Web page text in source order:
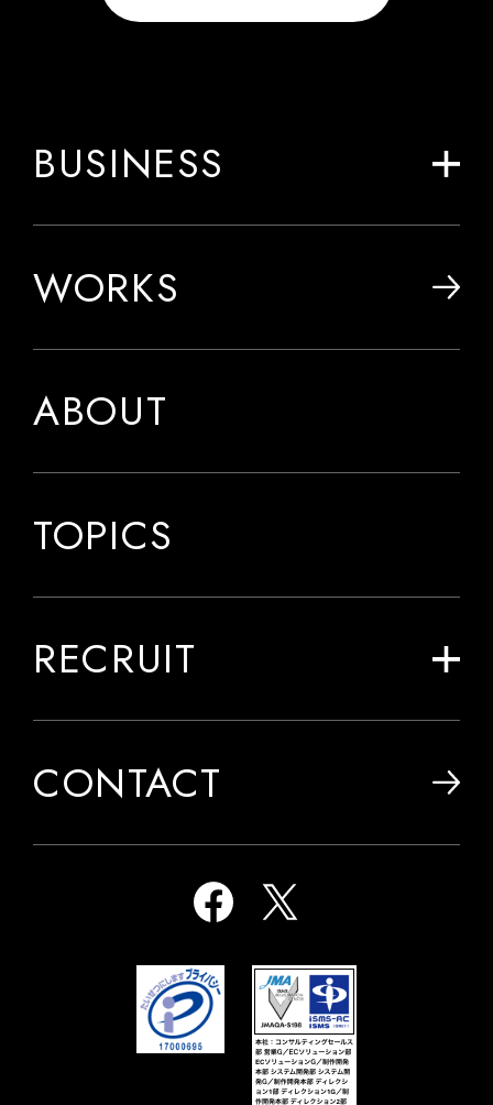
BUSINESS
WORKS
ABOUT
TOPICS
RECRUIT
CONTACT